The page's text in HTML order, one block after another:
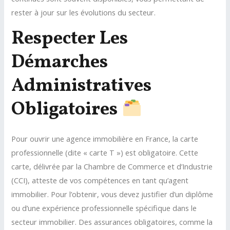
rester à jour sur les évolutions du secteur.
Respecter Les
Démarches
Administratives
Obligatoires
Pour ouvrir une agence immobilière en France, la carte
professionnelle (dite « carte T ») est obligatoire. Cette
carte, délivrée par la Chambre de Commerce et d’Industrie
(CCI), atteste de vos compétences en tant qu’agent
immobilier. Pour l’obtenir, vous devez justifier d’un diplôme
ou d’une expérience professionnelle spécifique dans le
secteur immobilier. Des assurances obligatoires, comme la